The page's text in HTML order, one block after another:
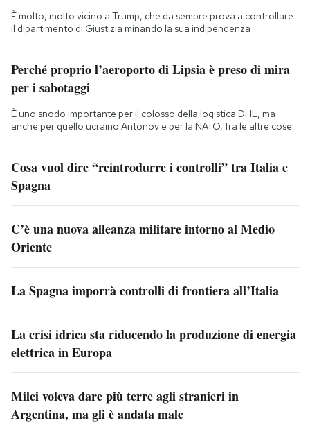
È molto, molto vicino a Trump, che da sempre prova a controllare
il dipartimento di Giustizia minando la sua indipendenza
Perché proprio l’aeroporto di Lipsia è preso di mira
per i sabotaggi
È uno snodo importante per il colosso della logistica DHL, ma
anche per quello ucraino Antonov e per la NATO, fra le altre cose
Cosa vuol dire “reintrodurre i controlli” tra Italia e
Spagna
C’è una nuova alleanza militare intorno al Medio
Oriente
La Spagna imporrà controlli di frontiera all’Italia
La crisi idrica sta riducendo la produzione di energia
elettrica in Europa
Milei voleva dare più terre agli stranieri in
Argentina, ma gli è andata male